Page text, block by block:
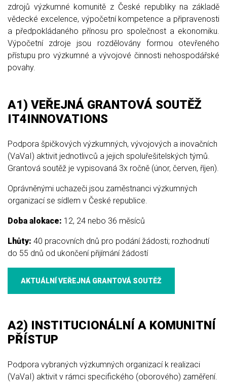
zdrojů výzkumné komunitě z České republiky na základě
vědecké excelence, výpočetní kompetence a připravenosti
a předpokládaného přínosu pro společnost a ekonomiku.
Výpočetní zdroje jsou rozdělovány formou otevřeného
přístupu pro výzkumné a vývojové činnosti nehospodářské
povahy.
A1) VEŘEJNÁ GRANTOVÁ SOUTĚŽ
IT4INNOVATIONS
Podpora špičkových výzkumných, vývojových a inovačních
(VaVaI) aktivit jednotlivců a jejich spoluřešitelských týmů.
Grantová soutěž je vypisovaná 3x ročně (únor, červen, říjen).
Oprávněnými uchazeči jsou zaměstnanci výzkumných
organizací se sídlem v České republice.
Doba alokace: 12, 24 nebo 36 měsíců
Lhůty: 40 pracovních dnů pro podání žádosti; rozhodnutí
do 55 dnů od ukončení přijímání žádostí
AKTUÁLNÍ VEŘEJNÁ GRANTOVÁ SOUTĚŽ
A2) INSTITUCIONÁLNÍ A KOMUNITNÍ
PŘÍSTUP
Podpora vybraných výzkumných organizací k realizaci
(VaVaI) aktivit v rámci specifického (oborového) zaměření.